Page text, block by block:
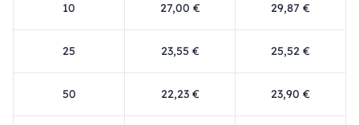
10 27,00 € 29,87 €
25 23,55 € 25,52 €
50 22,23 € 23,90 €